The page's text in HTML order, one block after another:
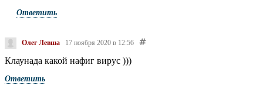
Ответить
Олег Левша 17 ноября 2020 в 12:56
Клаунада какой нафиг вирус )))
Ответить